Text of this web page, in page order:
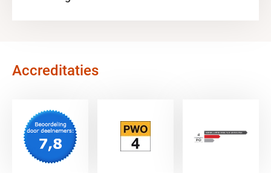
Accreditaties